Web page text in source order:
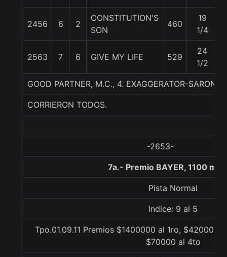
2456 6 2
CONSTITUTION'S
SON
460
19
1/4
2563 7 6 GIVE MY LIFE 529
24
1/2
GOOD PARTNER, M.C., 4. EXAGGERATOR-
CORRIERON TODOS.
-2653-
7a.- Premio BAYER, 1100
Pista Normal
Indice: 9 al 5
Tpo.01.09.11 Premios $1400000 al 1ro, $420000
$70000 al 4to